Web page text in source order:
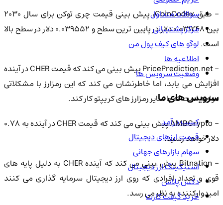
- طبق CoinCodex، پیش بینی قیمت چری توکن برای سال 2030
بین 0.031248 دلار در پایین ترین سطح و 0.039552 دلار در سطح بالا
است.
- PricePrediction.net پیش بینی می کند که قیمت CHER در آینده
افزایش می یابد، اما خاطرنشان می کند که این رمزارز با مشکلاتی
مواجه است که با سایر رمزارز های کریپتو کار کند.
- AMBCrypto پیش بینی می کند که قیمت CHER در آینده به 0.78
دلار خواهد رسید.
- Bitnation پیش بینی می کند که آینده CHER به دلیل پایه های
قوی و تعداد افرادی که روی ارز دیجیتال سرمایه گذاری می کنند
امیدوارکننده به نظر می رسد.
سوالات متداول
مرکز پشتیبانی
لوگو های کیف پول من
اطلاعیه ها
وضعیت سرویس ها
سرویس های ما
کسب درآمد
قیمت ارزهای دیجیتال
سهام بازارهای جهانی
استیکینگ ارز دیجیتال
دکس پلاس
خرید گیفت کارت